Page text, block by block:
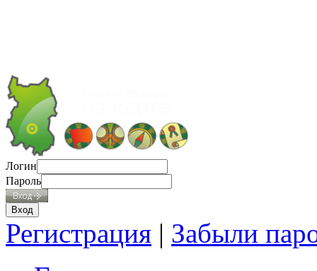
Логин
Пароль
Регистрация | Забыли